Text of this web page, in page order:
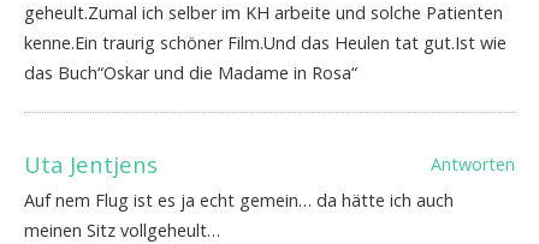
geheult.Zumal ich selber im KH arbeite und solche Patienten
kenne.Ein traurig schöner Film.Und das Heulen tat gut.Ist wie
das Buch“Oskar und die Madame in Rosa“
Uta Jentjens
Antworten
Auf nem Flug ist es ja echt gemein… da hätte ich auch
meinen Sitz vollgeheult…